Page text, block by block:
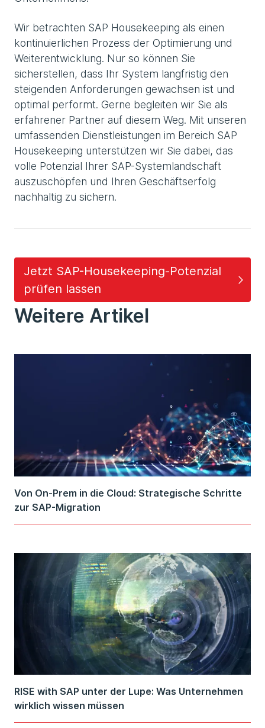
Wir betrachten SAP Housekeeping als einen
kontinuierlichen Prozess der Optimierung und
Weiterentwicklung. Nur so können Sie
sicherstellen, dass Ihr System langfristig den
steigenden Anforderungen gewachsen ist und
optimal performt. Gerne begleiten wir Sie als
erfahrener Partner auf diesem Weg. Mit unseren
umfassenden Dienstleistungen im Bereich SAP
Housekeeping unterstützen wir Sie dabei, das
volle Potenzial Ihrer SAP-Systemlandschaft
auszuschöpfen und Ihren Geschäftserfolg
nachhaltig zu sichern.
Jetzt SAP-Housekeeping-Potenzial
prüfen lassen
Weitere Artikel
Von On-Prem in die Cloud: Strategische Schritte
zur SAP-Migration
RISE with SAP unter der Lupe: Was Unternehmen
wirklich wissen müssen